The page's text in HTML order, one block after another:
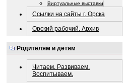
Виртуальные выставки
Ссылки на сайты г. Орска
Орский рабочий. Архив
Родителям и детям
Читаем. Развиваем.
Воспитываем.